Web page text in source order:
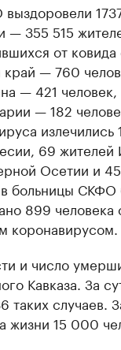
— 355 515
от ковида
край — 760
— 421
— 182
излечились
69 жителей
Осетии и
в больницы
899 человека
коронавирусом.
и число
Кавказа. За
таких случаев.
жизни 15 000